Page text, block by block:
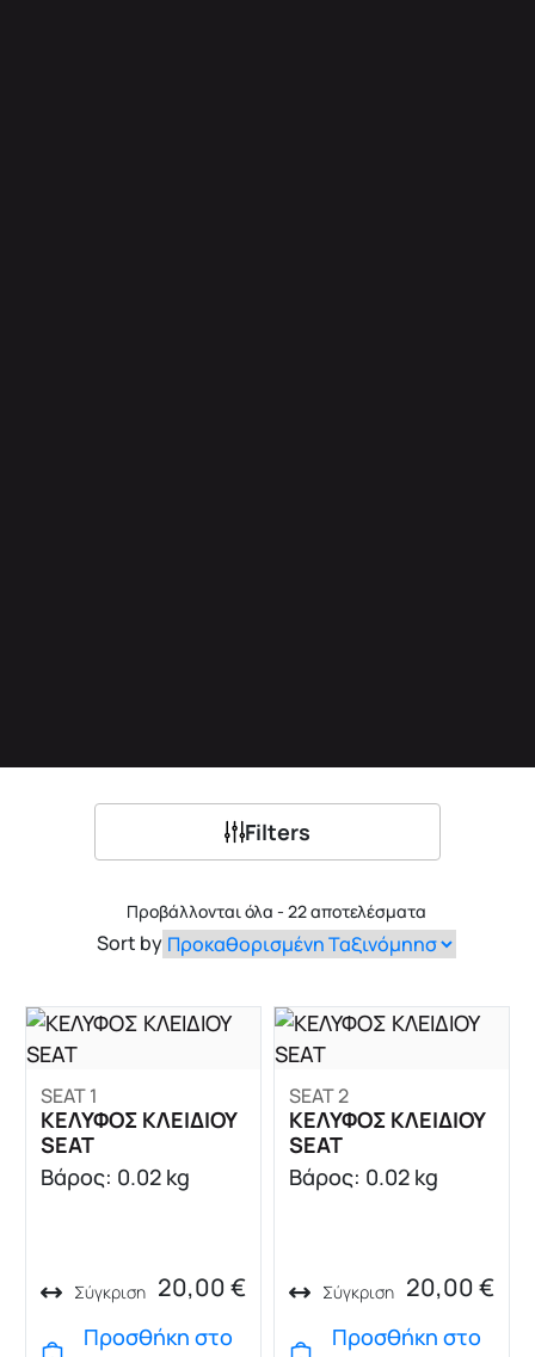
Filters
Προβάλλονται όλα - 22 αποτελέσματα
Sort by
SEAT 1
ΚΕΛΥΦΟΣ ΚΛΕΙΔΙΟΥ
SEAT
Βάρος: 0.02 kg
Σύγκριση 20,00€
Προσθήκη στο
SEAT 2
ΚΕΛΥΦΟΣ ΚΛΕΙΔΙΟΥ
SEAT
Βάρος: 0.02 kg
Σύγκριση 20,00€
Προσθήκη στο